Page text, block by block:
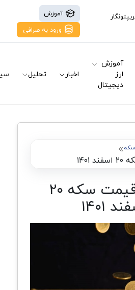
آموزش
ورود به صرافی
آموزش
ارز
دیجیتال
اخبار تحلیل
آخرین قیمت سکه ۲۰
۱۴۰۱